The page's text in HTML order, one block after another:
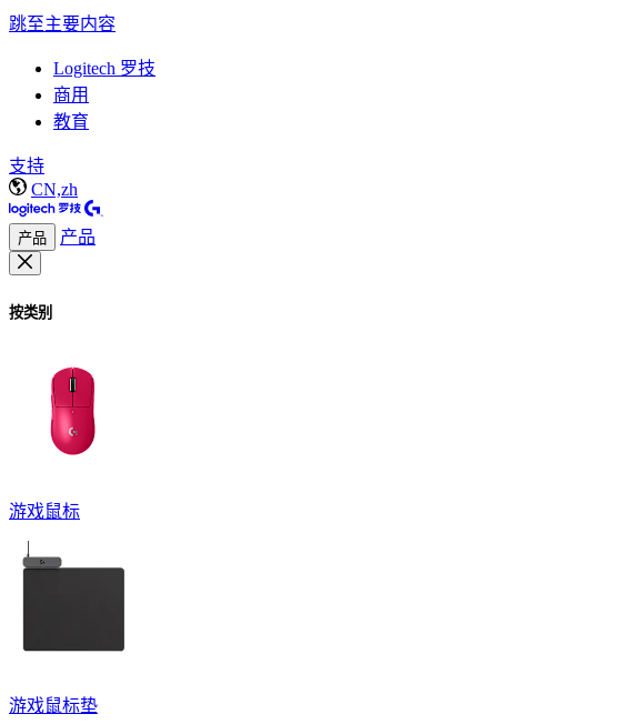
跳至主要内容
Logitech 罗技
商用
教育
支持
CN,zh
产品 产品
按类别
游戏鼠标
游戏鼠标垫